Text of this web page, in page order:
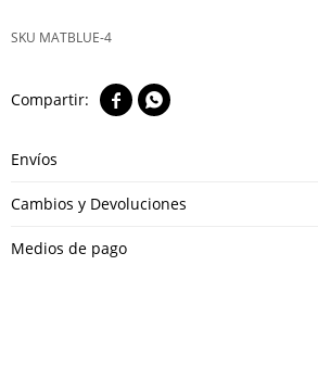
MATBLUE-4
 
Envíos
Cambios y Devoluciones
Medios de pago